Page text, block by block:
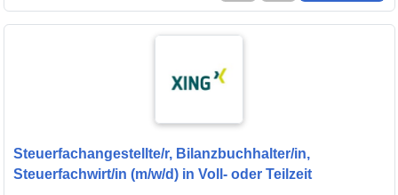
Steuerfachangestellte/r, Bilanzbuchhalter/in,
Steuerfachwirt/in (m/w/d) in Voll- oder Teilzeit